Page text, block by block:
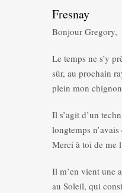
Fresnay
Bonjour Gregory,
Le temps ne s’y
sûr, au prochain
plein mon
Il s’agit d’un
longtemps
Merci à toi de me
Il m’en vient une
au Soleil, qui